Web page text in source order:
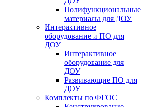
Полифункциональные
материалы для ДОУ
Интерактивное
оборудование и ПО для
ДОУ
Интерактивное
оборудование для
ДОУ
Развивающие ПО для
ДОУ
Комплекты по ФГОС